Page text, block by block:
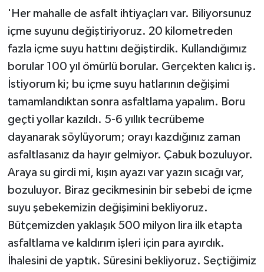
'Her mahalle de asfalt ihtiyaçları var. Biliyorsunuz
içme suyunu değiştiriyoruz. 20 kilometreden
fazla içme suyu hattını değiştirdik. Kullandığımız
borular 100 yıl ömürlü borular. Gerçekten kalıcı iş.
İstiyorum ki; bu içme suyu hatlarının değişimi
tamamlandıktan sonra asfaltlama yapalım. Boru
geçti yollar kazıldı. 5-6 yıllık tecrübeme
dayanarak söylüyorum; orayı kazdığınız zaman
asfaltlasanız da hayır gelmiyor. Çabuk bozuluyor.
Araya su girdi mi, kışın ayazı var yazın sıcağı var,
bozuluyor. Biraz gecikmesinin bir sebebi de içme
suyu şebekemizin değişimini bekliyoruz.
Bütçemizden yaklaşık 500 milyon lira ilk etapta
asfaltlama ve kaldırım işleri için para ayırdık.
İhalesini de yaptık. Süresini bekliyoruz. Seçtiğimiz